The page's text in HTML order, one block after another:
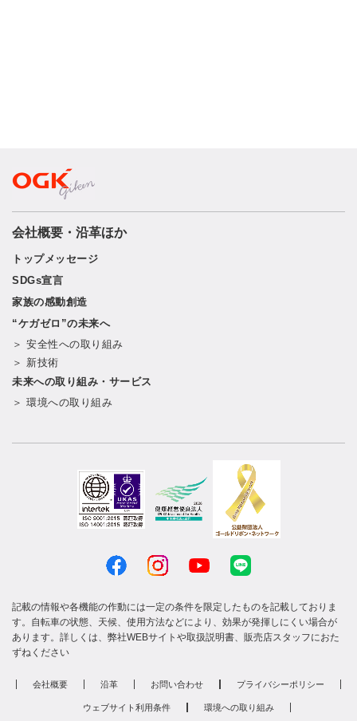
会社概要・沿革ほか
トップメッセージ
SDGs宣言
家族の感動創造
“ケガゼロ”の未来へ
＞ 安全性への取り組み
＞ 新技術
未来への取り組み・サービス
＞ 環境への取り組み
記載の情報や各機能の作動には一定の条件を限定したものを記載しておりま
す。自転車の状態、天候、使用方法などにより、効果が発揮しにくい場合が
あります。詳しくは、弊社WEBサイトや取扱説明書、販売店スタッフにおた
ずねください
会社概要 沿革 お問い合わせ プライバシーポリシー
ウェブサイト利用条件 環境への取り組み